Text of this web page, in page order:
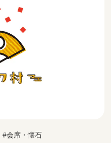
会席・懐石